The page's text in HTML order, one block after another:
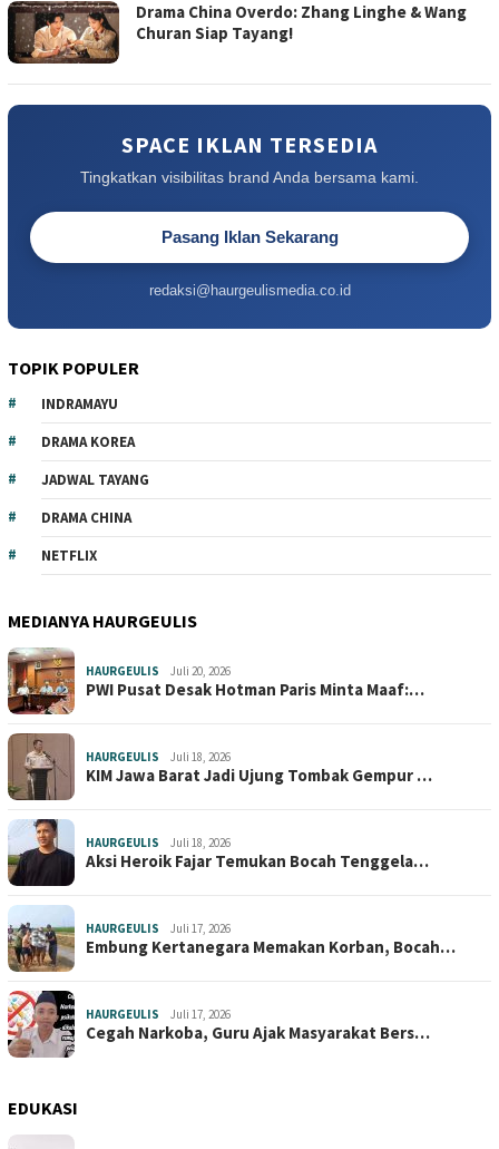
Drama China Overdo: Zhang Linghe & Wang
Churan Siap Tayang!
SPACE IKLAN TERSEDIA
Tingkatkan visibilitas brand Anda bersama kami.
Pasang Iklan Sekarang
redaksi@haurgeulismedia.co.id
TOPIK POPULER
INDRAMAYU
DRAMA KOREA
JADWAL TAYANG
DRAMA CHINA
NETFLIX
MEDIANYA HAURGEULIS
HAURGEULIS Juli 20, 2026
PWI Pusat Desak Hotman Paris Minta Maaf:…
HAURGEULIS Juli 18, 2026
KIM Jawa Barat Jadi Ujung Tombak Gempur …
HAURGEULIS Juli 18, 2026
Aksi Heroik Fajar Temukan Bocah Tenggela…
HAURGEULIS Juli 17, 2026
Embung Kertanegara Memakan Korban, Bocah…
HAURGEULIS Juli 17, 2026
Cegah Narkoba, Guru Ajak Masyarakat Bers…
EDUKASI